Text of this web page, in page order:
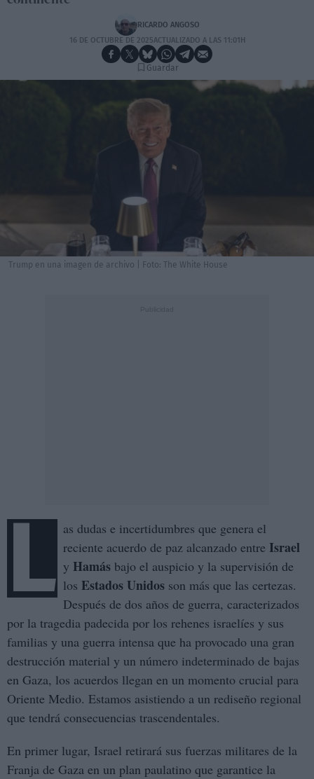
RICARDO ANGOSO
16 DE OCTUBRE DE 2025ACTUALIZADO A LAS 11:01H
Guardar
Trump en una imagen de archivo | Foto: The White House
L as dudas e incertidumbres que genera el
reciente acuerdo de paz alcanzado entre Israel
y Hamás bajo el auspicio y la supervisión de
los Estados Unidos son más que las certezas.
Después de dos años de guerra, caracterizados
por la tragedia padecida por los rehenes israelíes y sus
familias y una guerra intensa que ha provocado una gran
destrucción material y un número indeterminado de bajas
en Gaza, los acuerdos llegan en un momento crucial para
Oriente Medio. Estamos asistiendo a un rediseño regional
que tendrá consecuencias trascendentales.
En primer lugar, Israel retirará sus fuerzas militares de la
Franja de Gaza en un plan paulatino que garantice la